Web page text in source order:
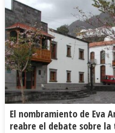
El nombramiento de Eva
reabre el debate sobre